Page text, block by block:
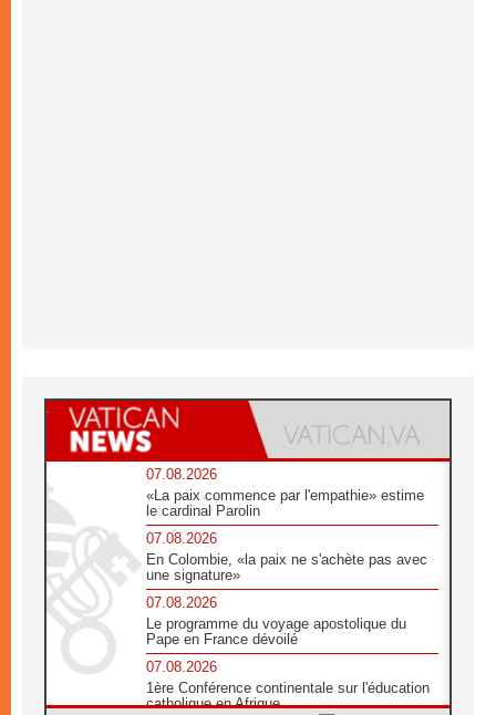
07.08.2026
«La paix commence par l'empathie» estime
le cardinal Parolin
07.08.2026
En Colombie, «la paix ne s'achète pas avec
une signature»
07.08.2026
Le programme du voyage apostolique du
Pape en France dévoilé
07.08.2026
1ère Conférence continentale sur l'éducation
catholique en Afrique